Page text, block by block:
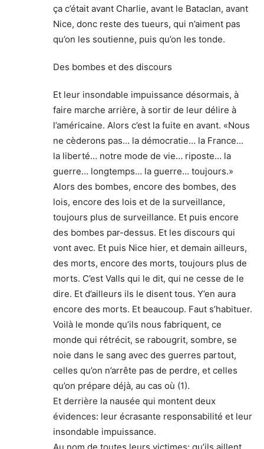
ça c’était avant Charlie, avant le Bataclan, avant
Nice, donc reste des tueurs, qui n’aiment pas
qu’on les soutienne, puis qu’on les tonde.
Des bombes et des discours
Et leur insondable impuissance désormais, à
faire marche arrière, à sortir de leur délire à
l’américaine. Alors c’est la fuite en avant. «Nous
ne cèderons pas… la démocratie… la France…
la liberté… notre mode de vie… riposte… la
guerre… longtemps… la guerre… toujours.»
Alors des bombes, encore des bombes, des
lois, encore des lois et de la surveillance,
toujours plus de surveillance. Et puis encore
des bombes par-dessus. Et les discours qui
vont avec. Et puis Nice hier, et demain ailleurs,
des morts, encore des morts, toujours plus de
morts. C’est Valls qui le dit, qui ne cesse de le
dire. Et d’ailleurs ils le disent tous. Y’en aura
encore des morts. Et beaucoup. Faut s’habituer.
Voilà le monde qu’ils nous fabriquent, ce
monde qui rétrécit, se rabougrit, sombre, se
noie dans le sang avec des guerres partout,
celles qu’on n’arrête pas de perdre, et celles
qu’on prépare déjà, au cas où (1).
Et derrière la nausée qui montent deux
évidences: leur écrasante responsabilité et leur
insondable impuissance.